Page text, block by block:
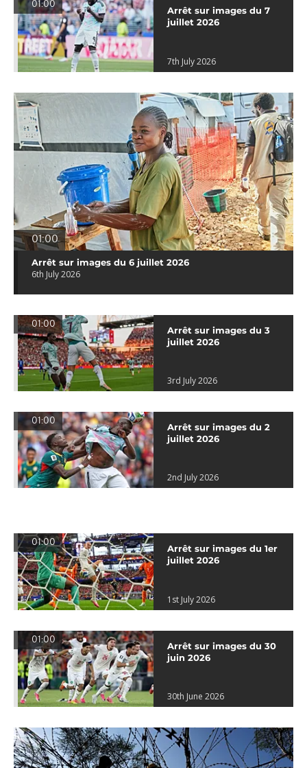
01:00
Arrêt sur images du 7
juillet 2026
7th July 2026
01:00
Arrêt sur images du 6 juillet 2026
6th July 2026
01:00
Arrêt sur images du 3
juillet 2026
3rd July 2026
01:00
Arrêt sur images du 2
juillet 2026
2nd July 2026
01:00
Arrêt sur images du 1er
juillet 2026
1st July 2026
01:00
Arrêt sur images du 30
juin 2026
30th June 2026